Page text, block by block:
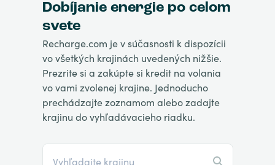
Dobíjanie energie po celom
svete
Recharge.com je v súčasnosti k dispozícii
vo všetkých krajinách uvedených nižšie.
Prezrite si a zakúpte si kredit na volania
vo vami zvolenej krajine. Jednoducho
prechádzajte zoznamom alebo zadajte
krajinu do vyhľadávacieho riadku.